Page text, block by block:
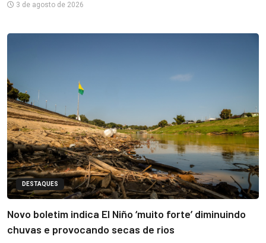
3 de agosto de 2026
DESTAQUES
Novo boletim indica El Niño ‘muito forte’ diminuindo
chuvas e provocando secas de rios